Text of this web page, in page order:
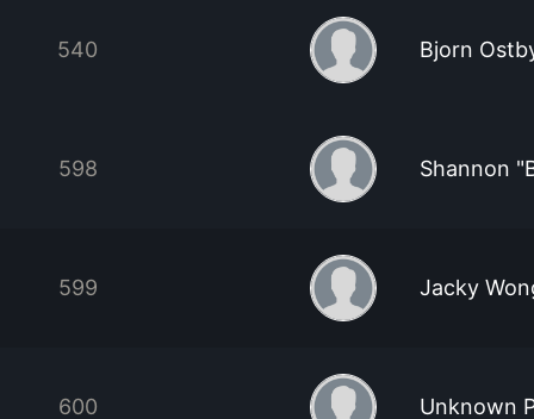
540 Bjorn
598 Shannon
599 Jacky
600 Unknown